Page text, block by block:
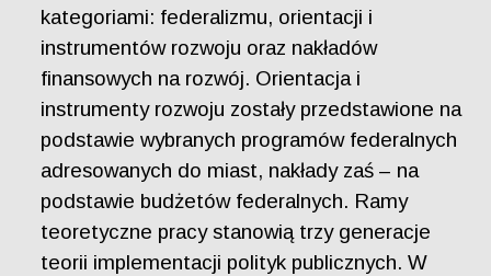
kategoriami: federalizmu, orientacji i
instrumentów rozwoju oraz nakładów
finansowych na rozwój. Orientacja i
instrumenty rozwoju zostały przedstawione na
podstawie wybranych programów federalnych
adresowanych do miast, nakłady zaś – na
podstawie budżetów federalnych. Ramy
teoretyczne pracy stanowią trzy generacje
teorii implementacji polityk publicznych. W